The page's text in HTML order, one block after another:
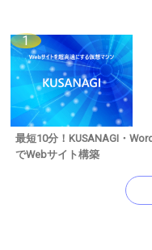
最短10分！KUSANAGI・
でWebサイト構築